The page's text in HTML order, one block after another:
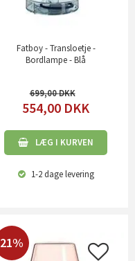
Fatboy - Transloetje -
Bordlampe - Blå
699,00
554,00 DKK
LÆG I KURVEN
1-2 dagelevering
21%